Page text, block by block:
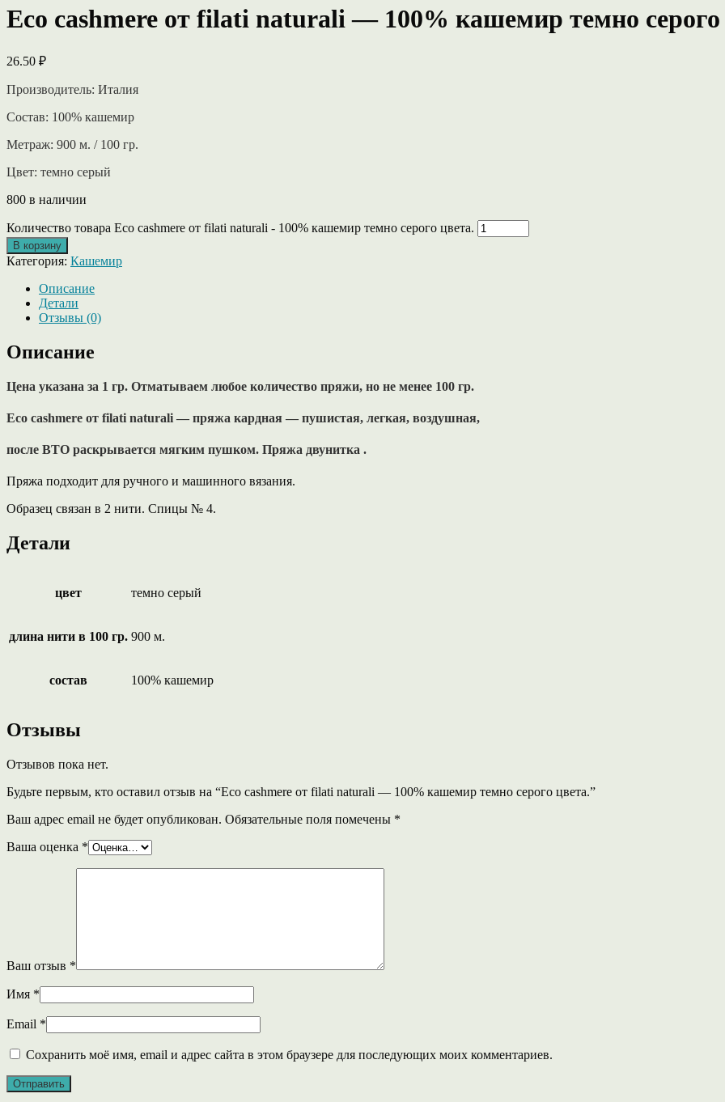
Eco cashmere от filati naturali — 100% кашемир темно серого
26.50 ₽
Производитель: Италия
Состав: 100% кашемир
Метраж: 900 м. / 100 гр.
Цвет: темно серый
800 в наличии
Количество товара Eco cashmere от filati naturali - 100% кашемир темно серого цвета.
В корзину
Категория: Кашемир
Описание
Детали
Отзывы (0)
Описание
Цена указана за 1 гр. Отматываем любое количество пряжи, но не менее 100 гр.
Eco cashmere от filati naturali — пряжа кардная — пушистая, легкая, воздушная,
после ВТО раскрывается мягким пушком. Пряжа двунитка .
Пряжа подходит для ручного и машинного вязания.
Образец связан в 2 нити. Спицы № 4.
Детали
цвет темно серый
длина нити в 100 гр. 900 м.
состав 100% кашемир
Отзывы
Отзывов пока нет.
Будьте первым, кто оставил отзыв на “Eco cashmere от filati naturali — 100% кашемир темно серого цвета.”
Ваш адрес email не будет опубликован. Обязательные поля помечены *
Ваша оценка *
Ваш отзыв *
Имя *
Email *
Сохранить моё имя, email и адрес сайта в этом браузере для последующих моих комментариев.